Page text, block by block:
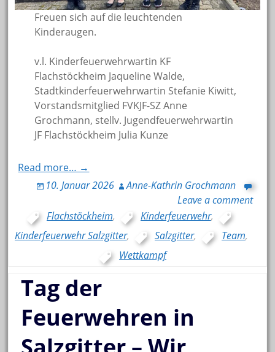
Freuen sich auf die leuchtenden
Kinderaugen.
v.l. Kinderfeuerwehrwartin KF
Flachstöckheim Jaqueline Walde,
Stadtkinderfeuerwehrwartin Stefanie Kiwitt,
Vorstandsmitglied FVKJF-SZ Anne
Grochmann, stellv. Jugendfeuerwehrwartin
JF Flachstöckheim Julia Kunze
Read more… →
10. Januar 2026
Anne-Kathrin Grochmann
Leave a comment
Flachstöckheim, Kinderfeuerwehr,
Kinderfeuerwehr Salzgitter, Salzgitter, Team,
Wettkampf
Tag der
Feuerwehren in